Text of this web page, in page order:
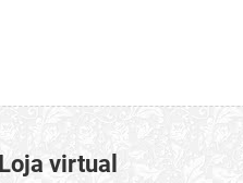
Loja virtual